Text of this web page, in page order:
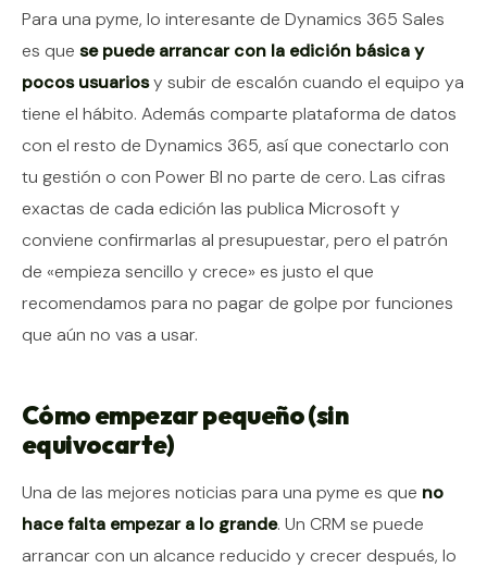
Para una pyme, lo interesante de Dynamics 365 Sales
es que se puede arrancar con la edición básica y
pocos usuariosy subir de escalón cuando el equipo ya
tiene el hábito. Además comparte plataforma de datos
con el resto de Dynamics 365, así que conectarlo con
tu gestión o con Power BI no parte de cero. Las cifras
exactas de cada edición las publica Microsoft y
conviene confirmarlas al presupuestar, pero el patrón
de «empieza sencillo y crece» es justo el que
recomendamos para no pagar de golpe por funciones
que aún no vas a usar.
Cómo empezar pequeño (sin
equivocarte)
Una de las mejores noticias para una pyme es que no
hace falta empezar a lo grande. Un CRM se puede
arrancar con un alcance reducido y crecer después, lo